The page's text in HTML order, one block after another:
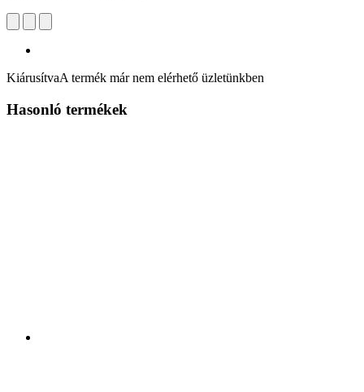
KiárusítvaA termék már nem elérhető üzletünkben
Hasonló termékek